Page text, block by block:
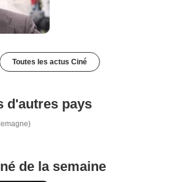
Toutes les actus Ciné
d'autres pays
de la semaine